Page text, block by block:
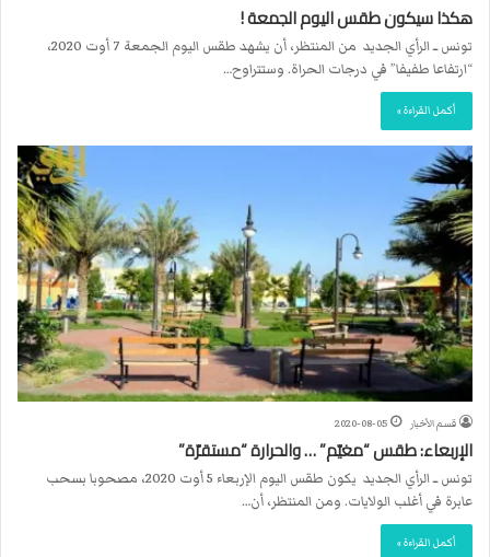
هكذا سيكون طقس اليوم الجمعة !
تونس ــ الرأي الجديد من المنتظر، أن يشهد طقس اليوم الجمعة 7 أوت 2020،
“ارتفاعا طفيفا” في درجات الحراة. وستتراوح…
أكمل القراءة »
قسم الأخبار 2020-08-05
الإربعاء: طقس “مغيّم” … والحرارة “مستقرّة”
تونس ــ الرأي الجديد يكون طقس اليوم الإربعاء 5 أوت 2020، مصحوبا بسحب
عابرة في أغلب الولايات. ومن المنتظر، أن…
أكمل القراءة »